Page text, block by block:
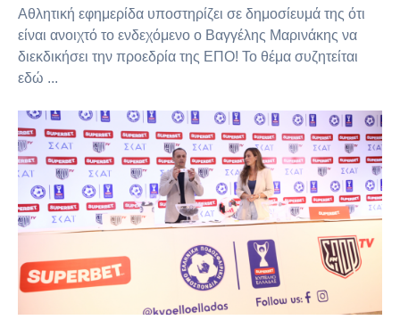
Αθλητική εφημερίδα υποστηρίζει σε δημοσίευμά της ότι
είναι ανοιχτό το ενδεχόμενο ο Βαγγέλης Μαρινάκης να
διεκδικήσει την προεδρία της ΕΠΟ! Το θέμα συζητείται
εδώ ...